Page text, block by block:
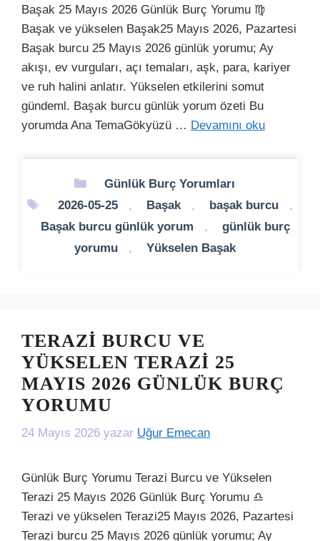
Başak 25 Mayıs 2026 Günlük Burç Yorumu ♍
Başak ve yükselen Başak25 Mayıs 2026, Pazartesi
Başak burcu 25 Mayıs 2026 günlük yorumu; Ay
akışı, ev vurguları, açı temaları, aşk, para, kariyer
ve ruh halini anlatır. Yükselen etkilerini somut
gündeml. Başak burcu günlük yorum özeti Bu
yorumda Ana TemaGökyüzü … Devamını oku
Kategoriler
Günlük Burç Yorumları
Etiketler
2026-05-25 , Başak , başak burcu
,
Başak burcu günlük yorum
,
günlük burç
yorumu
, Yükselen Başak
TERAZI BURCU VE
YÜKSELEN TERAZI 25
MAYIS 2026 GÜNLÜK BURÇ
YORUMU
24 Mayıs 2026 yazar Uğur Emecan
Günlük Burç Yorumu Terazi Burcu ve Yükselen
Terazi 25 Mayıs 2026 Günlük Burç Yorumu ♎
Terazi ve yükselen Terazi25 Mayıs 2026, Pazartesi
Terazi burcu 25 Mayıs 2026 günlük yorumu; Ay